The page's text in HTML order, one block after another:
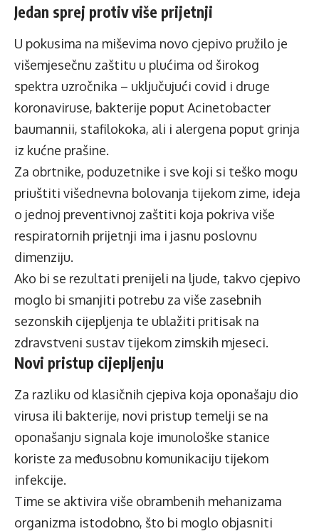
Jedan sprej protiv više prijetnji
U pokusima na miševima novo cjepivo pružilo je
višemjesečnu zaštitu u plućima od širokog
spektra uzročnika – uključujući covid i druge
koronaviruse, bakterije poput Acinetobacter
baumannii, stafilokoka, ali i alergena poput grinja
iz kućne prašine.
Za obrtnike, poduzetnike i sve koji si teško mogu
priuštiti višednevna bolovanja tijekom zime, ideja
o jednoj preventivnoj zaštiti koja pokriva više
respiratornih prijetnji ima i jasnu poslovnu
dimenziju.
Ako bi se rezultati prenijeli na ljude, takvo cjepivo
moglo bi smanjiti potrebu za više zasebnih
sezonskih cijepljenja te ublažiti pritisak na
zdravstveni sustav tijekom zimskih mjeseci.
Novi pristup cijepljenju
Za razliku od klasičnih cjepiva koja oponašaju dio
virusa ili bakterije, novi pristup temelji se na
oponašanju signala koje imunološke stanice
koriste za međusobnu komunikaciju tijekom
infekcije.
Time se aktivira više obrambenih mehanizama
organizma istodobno, što bi moglo objasniti